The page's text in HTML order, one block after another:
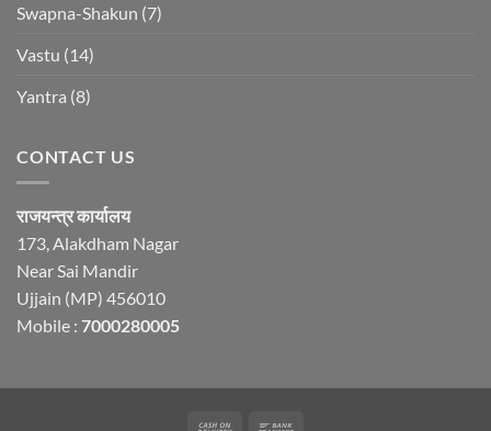
Swapna-Shakun (7)
Vastu (14)
Yantra (8)
CONTACT US
राजयन्त्र कार्यालय
173, Alakdham Nagar
Near Sai Mandir
Ujjain (MP) 456010
Mobile : 7000280005
Cash